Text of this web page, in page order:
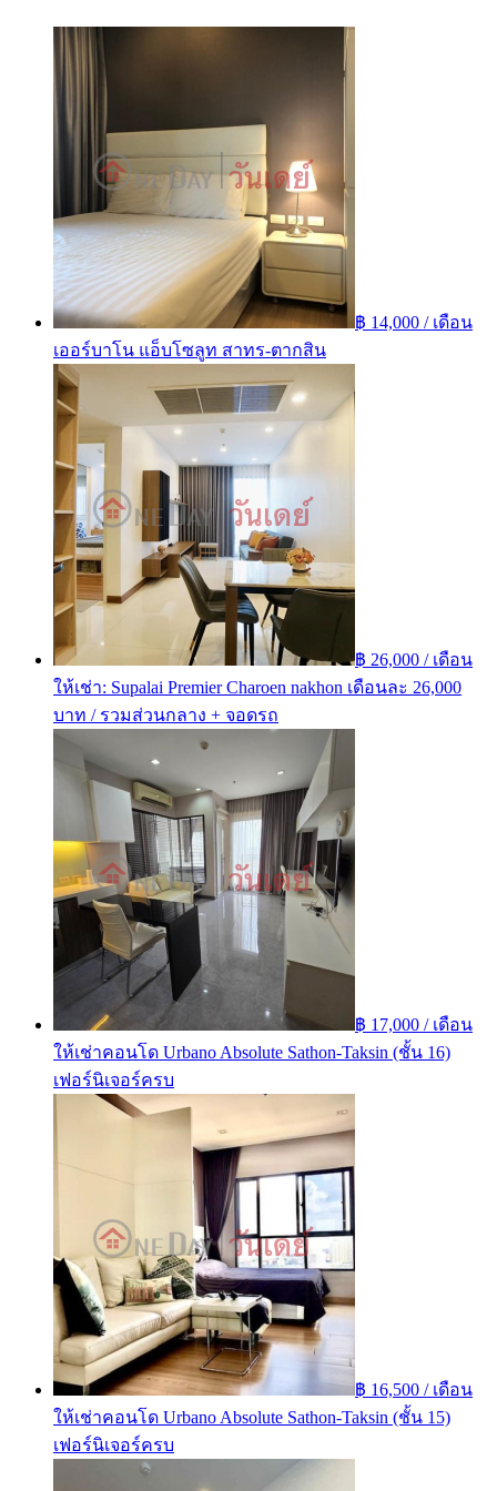
฿ 14,000 / เดือน
เออร์บาโน แอ็บโซลูท สาทร-ตากสิน
฿ 26,000 / เดือน
ให้เช่า: Supalai Premier Charoen nakhon เดือนละ 26,000
บาท / รวมส่วนกลาง + จอดรถ
฿ 17,000 / เดือน
ให้เช่าคอนโด Urbano Absolute Sathon-Taksin (ชั้น 16)
เฟอร์นิเจอร์ครบ
฿ 16,500 / เดือน
ให้เช่าคอนโด Urbano Absolute Sathon-Taksin (ชั้น 15)
เฟอร์นิเจอร์ครบ